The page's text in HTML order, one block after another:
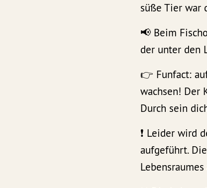
süße Tier war
📢 Beim
der unter den
👉 Funfact:
wachsen! Der
Durch sein
❗️ Leider wird
aufgeführt.
Lebensraumes